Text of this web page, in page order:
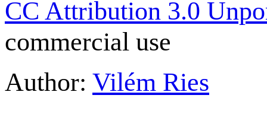
CC Attribution 3.0
commercial use
Author: Vilém Ries